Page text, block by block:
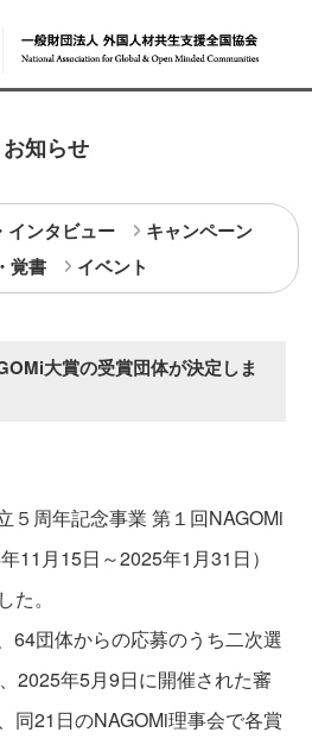
お知らせ
インタビュー
キャンペーン
覚書
イベント
大賞の受賞団体が決定しま
５周年記念事業 第１回NAGOMi
11月15日～2025年1月31日）
。
64団体からの応募のうち⼆次選
2025年5⽉9⽇に開催された審
同21日のNAGOMi理事会で各賞